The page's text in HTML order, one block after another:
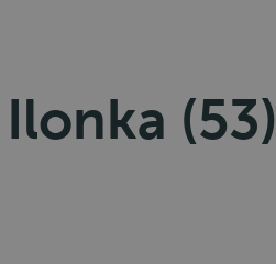
(53)